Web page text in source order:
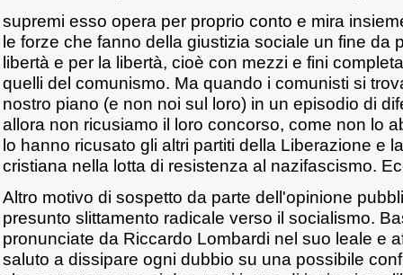
supremi esso opera per proprio conto e mira
le forze che fanno della giustizia sociale un fine da
libertà e per la libertà, cioè con mezzi e fini
quelli del comunismo. Ma quando i comunisti si
nostro piano (e non noi sul loro) in un episodio di
allora non ricusiamo il loro concorso, come non lo
lo hanno ricusato gli altri partiti della Liberazione e
cristiana nella lotta di resistenza al nazifascismo.
Altro motivo di sospetto da parte dell'opinione
presunto slittamento radicale verso il socialismo.
pronunciate da Riccardo Lombardi nel suo leale e
saluto a dissipare ogni dubbio su una possibile